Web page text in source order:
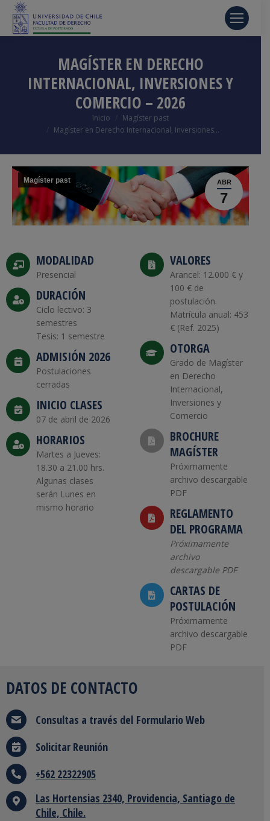
MAGÍSTER EN DERECHO
INTERNACIONAL, INVERSIONES Y
COMERCIO – 2026
Inicio
Magíster past
Magíster en Derecho Internacional, Inversiones…
ABR
7
Magíster past
MODALIDAD
Presencial
DURACIÓN
Ciclo lectivo: 3
semestres
Tesis: 1 semestre
ADMISIÓN 2026
Postulaciones
cerradas
INICIO CLASES
07 de abril de 2026
HORARIOS
Martes a Jueves:
18.30 a 21.00 hrs.
Algunas clases
serán Lunes en
mismo horario
VALORES
Arancel: 12.000 € y
100 € de
postulación.
Matrícula anual: 453
€ (Ref. 2025)
OTORGA
Grado de Magíster
en Derecho
Internacional,
Inversiones y
Comercio
BROCHURE
MAGÍSTER
Próximamente
archivo descargable
PDF
REGLAMENTO
DEL PROGRAMA
Próximamente
archivo
descargable PDF
CARTAS DE
POSTULACIÓN
Próximamente
archivo descargable
PDF
DATOS DE CONTACTO
Consultas a través del Formulario Web
Solicitar Reunión
+562 22322905
Las Hortensias 2340, Providencia, Santiago de
Chile, Chile.